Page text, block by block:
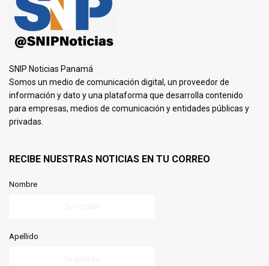
SNIP Noticias Panamá
Somos un medio de comunicación digital, un proveedor de
información y dato y una plataforma que desarrolla contenido
para empresas, medios de comunicación y entidades públicas y
privadas.
RECIBE NUESTRAS NOTICIAS EN TU CORREO
Nombre
Apellido